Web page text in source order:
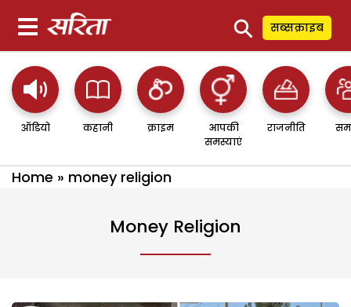
⚲ सब्सक्राइब
ऑडियो कहानी क्राइम
आपकी
समस्याएं
राजनीति
Home » money religion
Money Religion